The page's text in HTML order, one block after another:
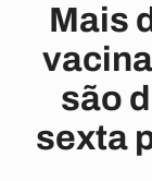
Mais
são
sexta